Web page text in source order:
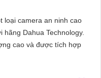
loại camera an ninh cao
Dahua Technology.
cao và được tích hợp